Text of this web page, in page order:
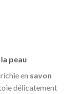
peau
en savon
délicatement